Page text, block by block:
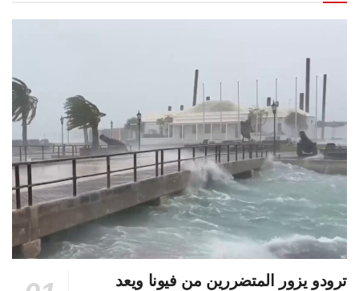
ترودو يزور المتضررين من فيونا ويعد